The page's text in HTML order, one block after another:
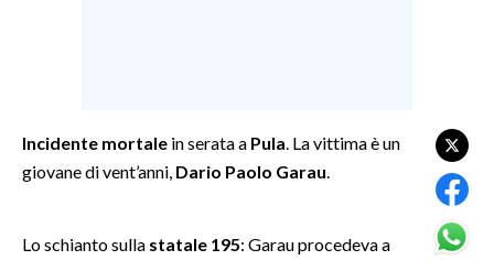
CULTURA
Incidente mortale in serata a Pula . La vittima è un
giovane di vent’anni, Dario Paolo Garau
Lo schianto sulla statale 195: Garau procedeva a